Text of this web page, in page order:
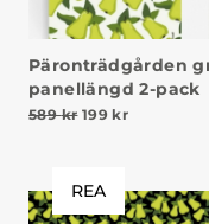
Päronträdgården
panellängd 2-pack
589kr Det
199 krDet
REA